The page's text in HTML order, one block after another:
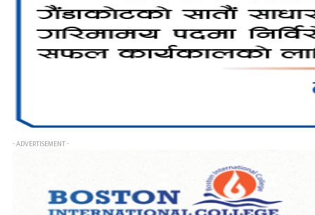
- ADVERTISEMENT -